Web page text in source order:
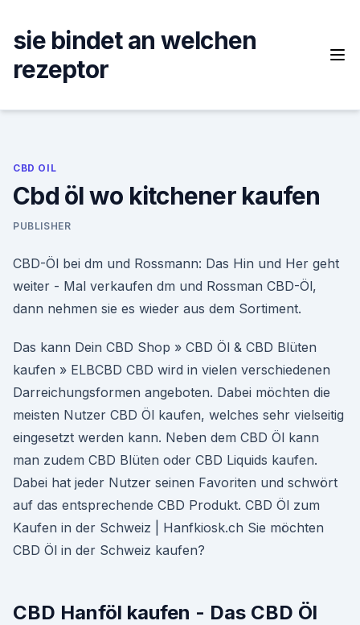
content
sie bindet an welchen
rezeptor
CBD OIL
Cbd öl wo kitchener kaufen
PUBLISHER
CBD-Öl bei dm und Rossmann: Das Hin und Her geht
weiter - Mal verkaufen dm und Rossman CBD-Öl,
dann nehmen sie es wieder aus dem Sortiment.
Das kann Dein CBD Shop » CBD Öl & CBD Blüten
kaufen » ELBCBD CBD wird in vielen verschiedenen
Darreichungsformen angeboten. Dabei möchten die
meisten Nutzer CBD Öl kaufen, welches sehr vielseitig
eingesetzt werden kann. Neben dem CBD Öl kann
man zudem CBD Blüten oder CBD Liquids kaufen.
Dabei hat jeder Nutzer seinen Favoriten und schwört
auf das entsprechende CBD Produkt. CBD Öl zum
Kaufen in der Schweiz | Hanfkiosk.ch Sie möchten
CBD Öl in der Schweiz kaufen?
CBD Hanföl kaufen - Das CBD Öl